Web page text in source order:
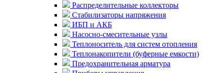
Распределительные коллекторы
Стабилизаторы напряжения
ИБП и АКБ
Насосно-смесительные узлы
Теплоноситель для систем отопления
Теплонакопители (буферные емкости)
Предохранительная арматура